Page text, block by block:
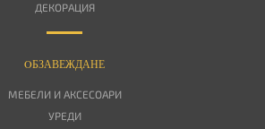
ДЕКОРАЦИЯ
OБЗАВЕЖДАНЕ
МЕБЕЛИ И АКСЕСОАРИ
УРЕДИ